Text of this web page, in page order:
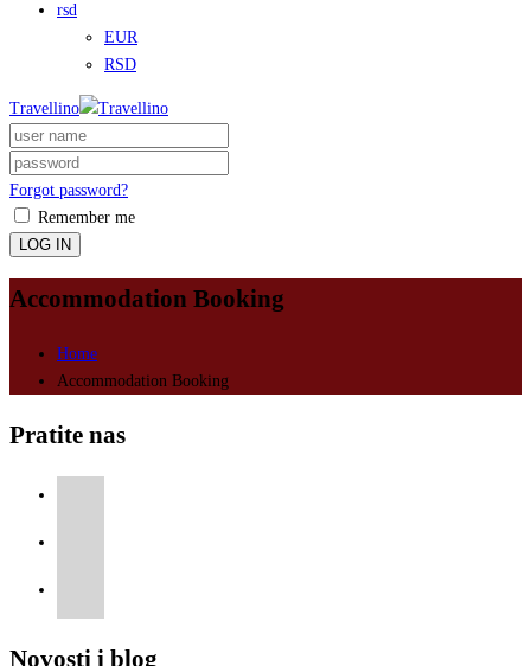
rsd
EUR
RSD
Travellino
Forgot password?
Remember me
LOG IN
Accommodation Booking
Home
Accommodation Booking
Pratite nas
Novosti i blog